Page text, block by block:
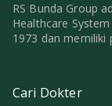
RS Bunda Group
Healthcare
1973 dan memiliki
Cari Dokter